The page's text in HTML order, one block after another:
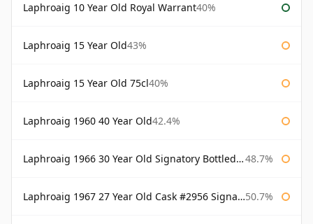
Laphroaig 10 Year Old Royal Warrant40%
Laphroaig 15 Year Old43%
Laphroaig 15 Year Old 75cl40%
Laphroaig 1960 40 Year Old42.4%
Laphroaig 1966 30 Year Old Signatory Bottled 1996 48.7%
Laphroaig 1967 27 Year Old Cask #2956 Signatory 50.7%